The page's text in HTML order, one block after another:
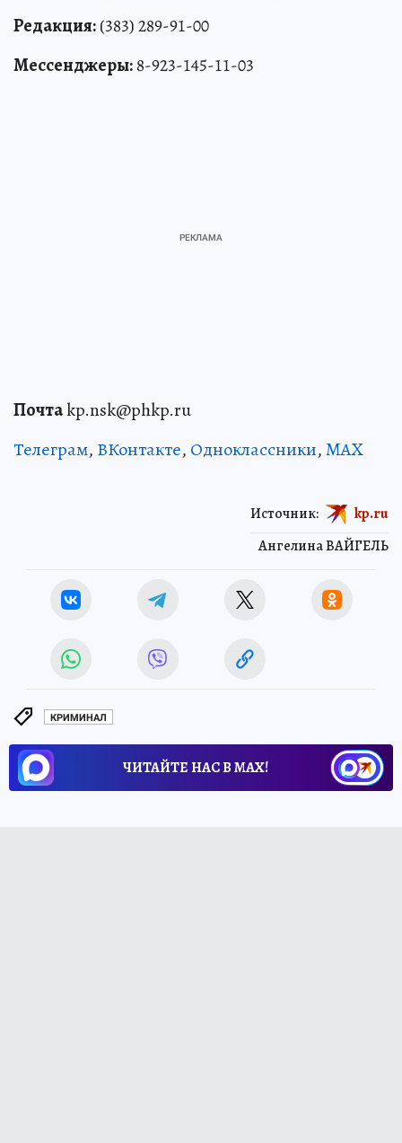
Редакция:(383) 289-91-00
Мессенджеры:8-923-145-11-03
Почтаkp.nsk@phkp.ru
Телеграм, ВКонтакте, Одноклассники,MAX
Ангелина ВАЙГЕЛЬ
Источник: kp.ru
КРИМИНАЛ
ЧИТАЙТЕ НАС В МАХ!